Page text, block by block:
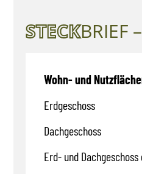
STECKBRIEF
Wohn- und
Erdgeschoss
Dachgeschoss
Erd- und